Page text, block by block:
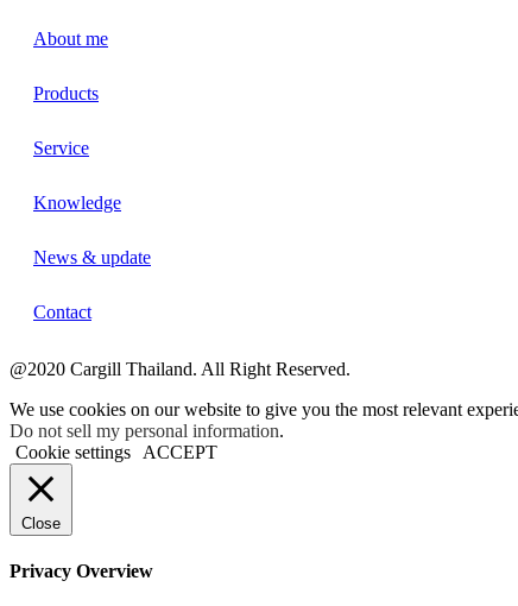
About me
Products
Service
Knowledge
News & update
Contact
@2020 Cargill Thailand. All Right Reserved.
We use cookies on our website to give you the most relevant
Do not sell my personal information.
Cookie settings
ACCEPT
Close
Privacy Overview